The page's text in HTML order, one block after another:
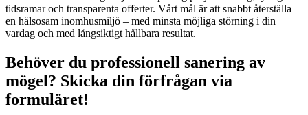
tidsramar och transparenta offerter. Vårt mål är att snabbt återställa
en hälsosam inomhusmiljö – med minsta möjliga störning i din
vardag och med långsiktigt hållbara resultat.
Behöver du professionell sanering av
mögel? Skicka din förfrågan via
formuläret!